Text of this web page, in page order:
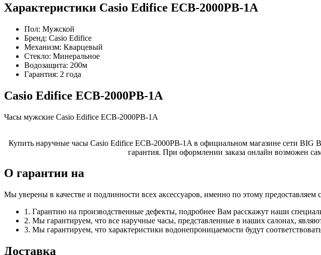
Характеристики Casio Edifice ECB-2000PB-1A
Пол: Мужской
Бренд: Casio Edifice
Механизм: Кварцевый
Стекло: Минеральное
Водозащита: 200м
Гарантия: 2 года
Casio Edifice ECB-2000PB-1A
Часы мужские Casio Edifice ECB-2000PB-1A
Купить наручные часы Casio Edifice ECB-2000PB-1A в официальном магазине сети BIG
гарантия. При оформлении заказа онлайн возможен
О гарантии на
Мы уверены в качестве и подлинности всех аксессуаров, именно по этому предоставляем
1. Гарантию на производственные дефекты, подробнее Вам расскажут наши
2. Мы гарантируем, что все наручные часы, представленные в наших салонах,
3. Мы гарантируем, что характеристики водонепроницаемости будут
Доставка